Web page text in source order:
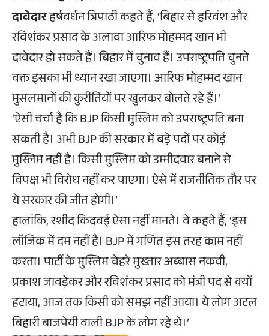
दावेदारहर्षवर्धन त्रिपाठी कहते हैं, ‘बिहार से हरिवंश और
रविशंकर प्रसाद के अलावा आरिफ मोहम्मद खान भी
दावेदार हो सकते हैं। बिहार में चुनाव हैं। उपराष्ट्रपति चुनते
वक्त इसका भी ध्यान रखा जाएगा। आरिफ मोहम्मद खान
मुसलमानों की कुरीतियों पर खुलकर बोलते रहे हैं।’
‘ऐसी चर्चा है कि BJP किसी मुस्लिम को उपराष्ट्रपति बना
सकती है। अभी BJP की सरकार में बड़े पदों पर कोई
मुस्लिम नहीं है। किसी मुस्लिम को उम्मीदवार बनाने से
विपक्ष भी विरोध नहीं कर पाएगा। ऐसे में राजनीतिक तौर पर
ये सरकार की जीत होगी।’
हालांकि, रशीद किदवई ऐसा नहीं मानते। वे कहते हैं, ‘इस
लॉजिक में दम नहीं है। BJP में गणित इस तरह काम नहीं
करता। पार्टी के मुस्लिम चेहरे मुख्तार अब्बास नकवी,
प्रकाश जावड़ेकर और रविशंकर प्रसाद को मंत्री पद से क्यों
हटाया, आज तक किसी को समझ नहीं आया। ये लोग अटल
बिहारी बाजपेयी वाली BJP के लोग रहे थे।’